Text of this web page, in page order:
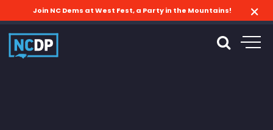
Join NC Dems at West Fest, a Party in the Mountains!